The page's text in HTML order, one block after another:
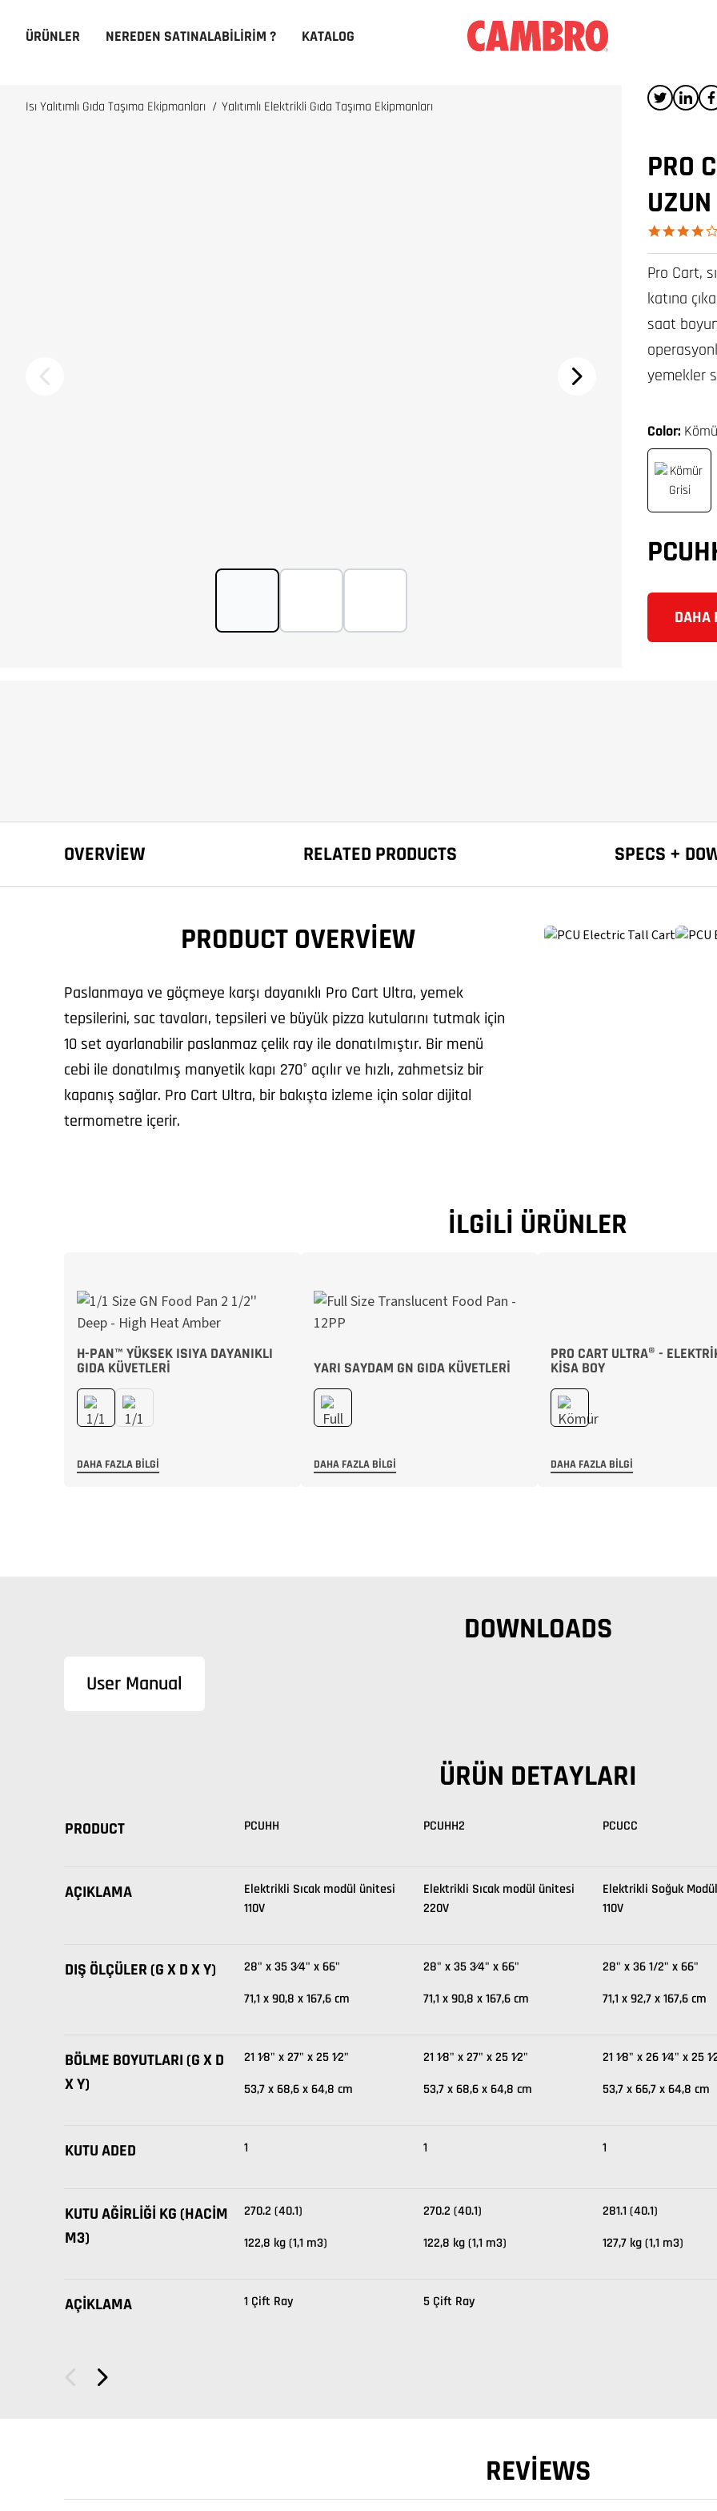
ÜRÜNLER NEREDEN SATINALABILIRIM ? KATALOG
Isı Yalıtımlı Gıda Taşıma Ekipmanları / Yalıtımlı Elektrikli Gıda Taşıma Ekipmanları
PRO
Color:
DAHA
Pro Cart,
katına
saat
yemekler
OVERVIEW RELATED PRODUCTS SPECS +
PRODUCT OVERVIEW
Paslanmaya ve göçmeye karşı dayanıklı Pro Cart Ultra, yemek
tepsilerini, sac tavaları, tepsileri ve büyük pizza kutularını tutmak için
10 set ayarlanabilir paslanmaz çelik ray ile donatılmıştır. Bir menü
cebi ile donatılmış manyetik kapı 270° açılır ve hızlı, zahmetsiz bir
kapanış sağlar. Pro Cart Ultra, bir bakışta izleme için solar dijital
termometre içerir.
İLGILI ÜRÜNLER
H-PAN™ YÜKSEK ISIYA DAYANIKLI
GIDA KÜVETLERI
DAHA FAZLA BILGI
YARI SAYDAM GN GIDA KÜVETLERI
DAHA FAZLA BILGI
PRO CART ULTRA® -
KISA BOY
DAHA FAZLA BILGI
DOWNLOADS
User Manual
ÜRÜN DETAYLARI
PRODUCT PCUHH PCUHH2 PCUCC
AÇIKLAMA
Elektrikli Sıcak modül ünitesi
110V
Elektrikli Sıcak modül ünitesi
220V
Elektrikli Soğuk
110V
DIŞ ÖLÇÜLER (G X D X Y)
28" x 35 3⁄4" x 66"
71,1 x 90,8 x 167,6 cm
28" x 35 3⁄4" x 66"
71,1 x 90,8 x 167,6 cm
28" x 36 1/2" x 66"
71,1 x 92,7 x 167,6 cm
BÖLME BOYUTLARI (G X D
X Y)
21 1⁄8" x 27" x 25 1⁄2"
53,7 x 68,6 x 64,8 cm
21 1⁄8" x 27" x 25 1⁄2"
53,7 x 68,6 x 64,8 cm
21 1⁄8" x 26 1⁄4" x 25
53,7 x 66,7 x 64,8 cm
KUTU ADED 1 1 1
KUTU AĞIRLIĞI KG (HACIM
M3)
270.2 (40.1)
122,8 kg (1,1 m3)
270.2 (40.1)
122,8 kg (1,1 m3)
281.1 (40.1)
127,7 kg (1,1 m3)
AÇIKLAMA 1 Çift Ray 5 Çift Ray
REVIEWS